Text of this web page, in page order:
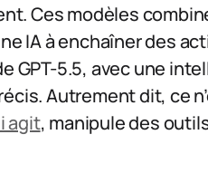
Ces modèles
IA à enchaîner des
GPT-5.5, avec une
Autrement dit, ce
agit, manipule des